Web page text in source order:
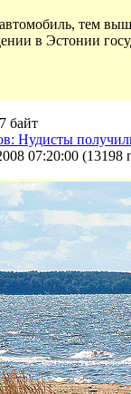
тем
в Эстонии
байт
Нудисты
07:20:00 (13198